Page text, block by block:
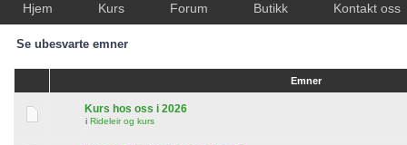
Hjem Kurs Forum Butikk Kontakt oss
Se ubesvarte emner
Emner
Kurs hos oss i 2026
i Rideleir og kurs